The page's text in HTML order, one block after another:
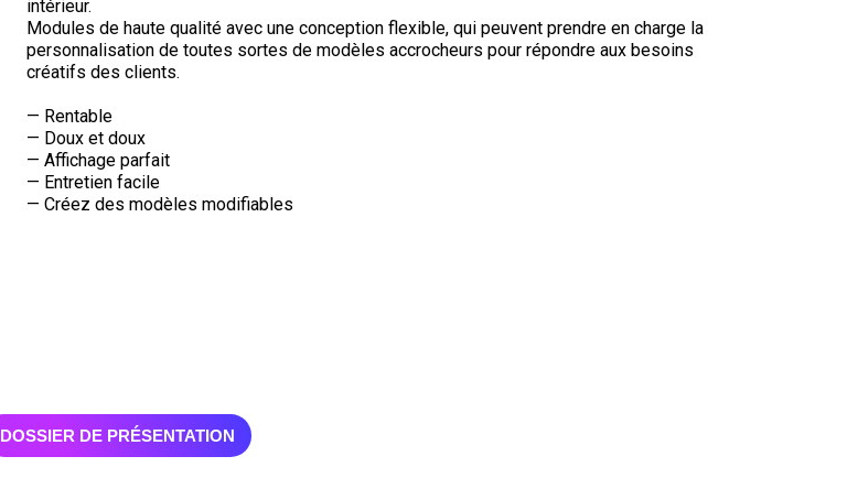
intérieur.
Modules de haute qualité avec une conception flexible, qui peuvent prendre en charge la
personnalisation de toutes sortes de modèles accrocheurs pour répondre aux besoins
créatifs des clients.
— Rentable
— Doux et doux
— Affichage parfait
— Entretien facile
— Créez des modèles modifiables
DOSSIER DE PRÉSENTATION